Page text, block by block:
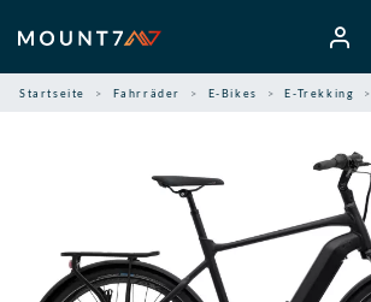
Inhalt
springen
Startseite Fahrräder E-Bikes E-Trekking